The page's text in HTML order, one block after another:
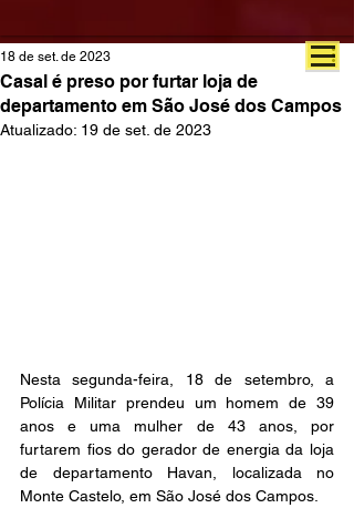
Casal é preso por furtar loja de
departamento em São José dos Campos
18 de set. de 2023
Atualizado: 19 de set. de 2023
Nesta segunda-feira, 18 de setembro, a
Polícia Militar prendeu um homem de 39
anos e uma mulher de 43 anos, por
furtarem fios do gerador de energia da loja
de departamento Havan, localizada no
Monte Castelo, em São José dos Campos.